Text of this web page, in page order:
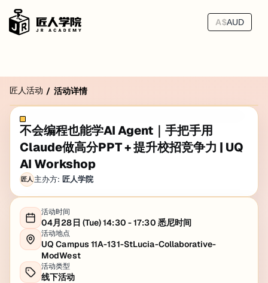
A$AUD
匠人活动 / 活动详情
不会编程也能学AI Agent｜手把手用
Claude做高分PPT + 提升校招竞争力 | UQ
AI Workshop
匠人 主办方: 匠人学院
活动时间
04月28日 (Tue) 14:30 - 17:30 悉尼时间
活动地点
UQ Campus 11A-131-StLucia-Collaborative-
ModWest
活动类型
线下活动